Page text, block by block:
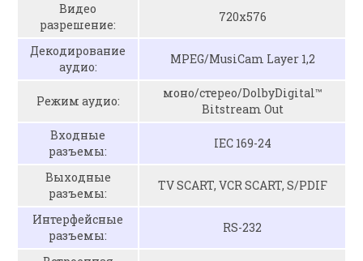
Видео
разрешение:
720x576
Декодирование
аудио:
MPEG/MusiCam Layer 1,2
Режим аудио:
моно/стерео/DolbyDigital™
Bitstream Out
Входные
разъемы:
IEC 169-24
Выходные
разъемы:
TV SCART, VCR SCART, S/PDIF
Интерфейсные
разъемы:
RS-232